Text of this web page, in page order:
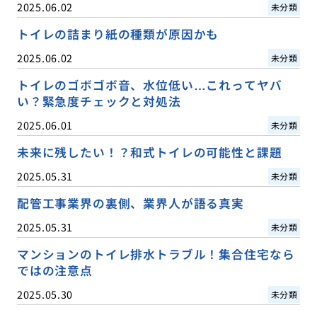
2025.06.02 未分類
トイレの詰まり紙の種類が原因かも
2025.06.02 未分類
トイレのゴボゴボ音、水位低い…これってヤバ
い？緊急度チェックと対処法
2025.06.01 未分類
未来に残したい！？和式トイレの可能性と課題
2025.05.31 未分類
配管工事業界の裏側、業界人が語る真実
2025.05.31 未分類
マンションのトイレ排水トラブル！集合住宅なら
ではの注意点
2025.05.30 未分類